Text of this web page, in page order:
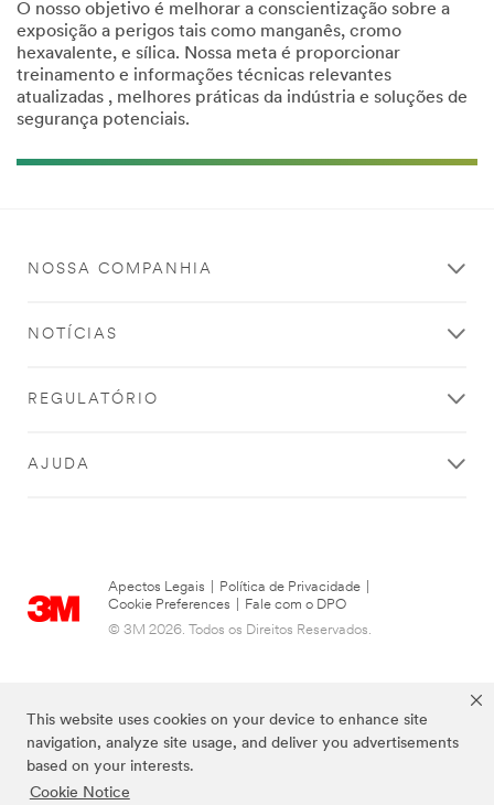
This website uses cookies on your device to enhance site
navigation, analyze site usage, and deliver you advertisements
based on your interests.
Cookie Notice
O nosso objetivo é melhorar a conscientização sobre a
exposição a perigos tais como manganês, cromo
hexavalente, e sílica. Nossa meta é proporcionar
treinamento e informações técnicas relevantes
atualizadas , melhores práticas da indústria e soluções de
segurança potenciais.
NOSSA COMPANHIA
NOTÍCIAS
REGULATÓRIO
AJUDA
Apectos Legais Política de Privacidade
Cookie Preferences
Fale com o DPO
© 3M 2026. Todos os Direitos Reservados.